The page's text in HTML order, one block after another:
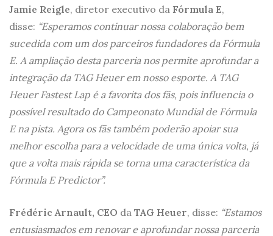
Jamie Reigle, diretor executivo da Fórmula E,
disse: “Esperamos continuar nossa colaboração bem
sucedida com um dos parceiros fundadores da Fórmula
E. A ampliação desta parceria nos permite aprofundar a
integração da TAG Heuer em nosso esporte. A TAG
Heuer Fastest Lap é a favorita dos fãs, pois influencia o
possível resultado do Campeonato Mundial de Fórmula
E na pista. Agora os fãs também poderão apoiar sua
melhor escolha para a velocidade de uma única volta, já
que a volta mais rápida se torna uma característica da
Fórmula E Predictor”.
Frédéric Arnault, CEO da TAG Heuer, disse: “Estamos
entusiasmados em renovar e aprofundar nossa parceria